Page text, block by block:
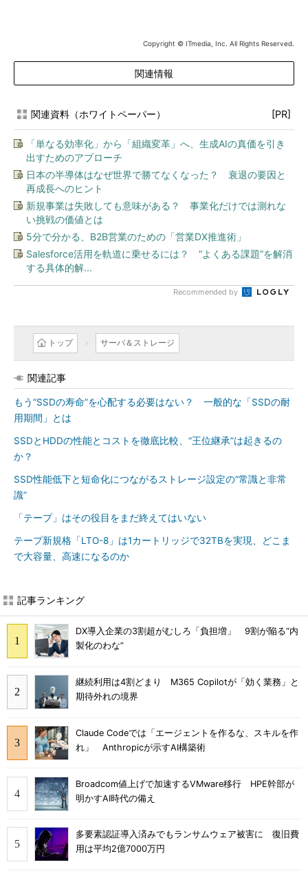
Copyright © ITmedia, Inc. All Rights Reserved.
関連情報
関連資料（ホワイトペーパー） [PR]
「単なる効率化」から「組織変革」へ、生成AIの真価を引き
出すためのアプローチ
日本の半導体はなぜ世界で勝てなくなった？ 衰退の要因と
再成長へのヒント
新規事業は失敗しても意味がある？ 事業化だけでは測れな
い挑戦の価値とは
5分で分かる、B2B営業のための「営業DX推進術」
Salesforce活用を軌道に乗せるには？ “よくある課題”を解消
する具体的解...
Recommended by
トップ サーバ＆ストレージ
関連記事
もう“SSDの寿命”を心配する必要はない？ 一般的な「SSDの耐
用期間」とは
SSDとHDDの性能とコストを徹底比較、“王位継承”は起きるの
か？
SSD性能低下と短命化につながるストレージ設定の“常識と非常
識”
「テープ」はその役目をまだ終えてはいない
テープ新規格「LTO-8」は1カートリッジで32TBを実現、どこま
で大容量、高速になるのか
記事ランキング
DX導入企業の3割超がむしろ「負担増」 9割が陥る“内
製化のわな”
継続利用は4割どまり M365 Copilotが「効く業務」と
期待外れの境界
Claude Codeでは「エージェントを作るな、スキルを作
れ」 Anthropicが示すAI構築術
Broadcom値上げで加速するVMware移行 HPE幹部が
明かすAI時代の備え
多要素認証導入済みでもランサムウェア被害に 復旧費
用は平均2億7000万円